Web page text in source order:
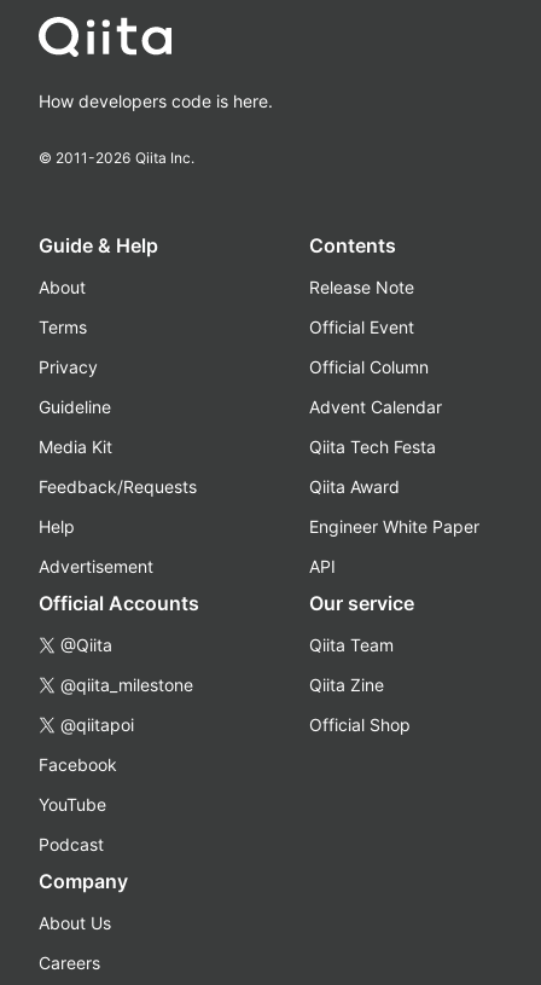
How developers code is here.
© 2011-2026 Qiita Inc.
Guide & Help
About
Terms
Privacy
Guideline
Media Kit
Feedback/Requests
Help
Advertisement
Contents
Release Note
Official Event
Official Column
Advent Calendar
Qiita Tech Festa
Qiita Award
Engineer White Paper
API
Official Accounts
@Qiita
@qiita_milestone
@qiitapoi
Facebook
YouTube
Podcast
Our service
Qiita Team
Qiita Zine
Official Shop
Company
About Us
Careers